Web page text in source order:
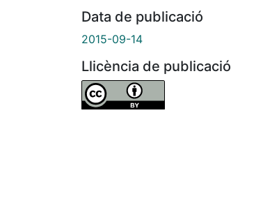
Data de publicació
2015-09-14
Llicència de publicació